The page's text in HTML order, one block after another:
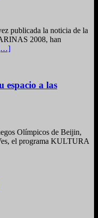
publicada la noticia de la
2008, han
espacio a las
Olímpicos de Beijin,
el programa KULTURA